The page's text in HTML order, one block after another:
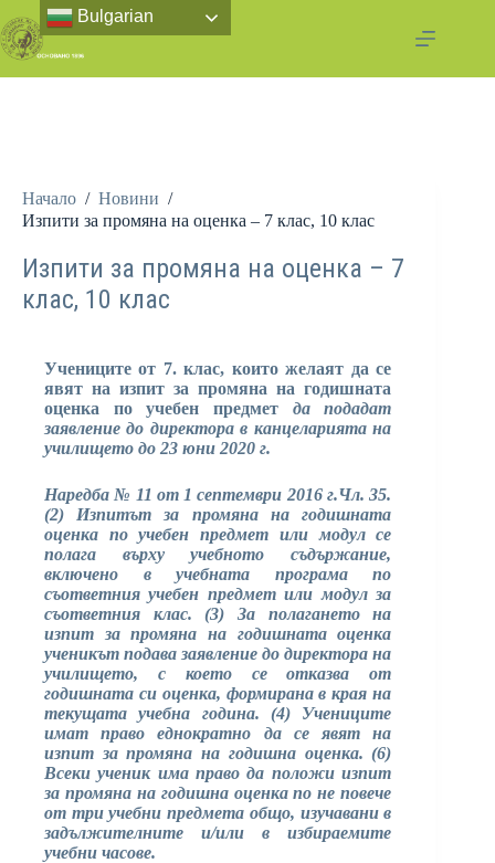
Начало / Новини /
Изпити за промяна на оценка – 7 клас, 10 клас
Изпити за промяна на оценка – 7
клас, 10 клас
Учениците от 7. клас, които желаят да се
явят на изпит за промяна на годишната
оценка по учебен предметда подадат
заявление до директора в канцеларията на
училището до 23 юни 2020 г.
Наредба № 11 от 1 септември 2016 г.Чл. 35.
(2) Изпитът за промяна на годишната
оценка по учебен предмет или модул се
полага върху учебното съдържание,
включено в учебната програма по
съответния учебен предмет или модул за
съответния клас. (3) За полагането на
изпит за промяна на годишната оценка
ученикът подава заявление до директора на
училището, с което се отказва от
годишната си оценка, формирана в края на
текущата учебна година. (4) Учениците
имат право еднократно да се явят на
изпит за промяна на годишна оценка. (6)
Всеки ученик има право да положи изпит
за промяна на годишна оценка по не повече
от три учебни предмета общо, изучавани в
задължителните и/или в избираемите
учебни часове.
Bulgarian